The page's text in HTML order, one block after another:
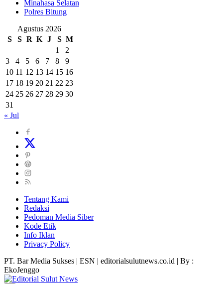
Minahasa Selatan
Polres Bitung
Agustus 2026
S
S R K J S M
1
2
3
4 5 6 7 8
9
10 11 12 13 14 15 16
17 18 19 20 21 22 23
24 25 26 27 28 29 30
31
« Jul
Tentang Kami
Redaksi
Pedoman Media Siber
Kode Etik
Info Iklan
Privacy Policy
PT. Bar Media Sukses | ESN | editorialsulutnews.co.id | By :
EkoJenggo